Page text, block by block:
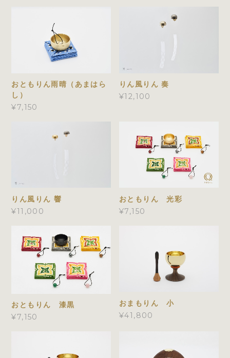
おともりん雨晴（あまはら
し）
¥7,150
りん風りん 奏
¥12,100
りん風りん 響
¥11,000
おともりん 光彩
¥7,150
おともりん 漆黒
¥7,150
おまもりん 小
¥41,800